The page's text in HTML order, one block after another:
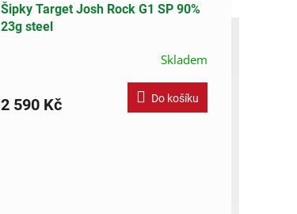
Šipky Target Josh Rock G1 SP 90%
23g steel
Skladem
2 590 Kč Do košíku